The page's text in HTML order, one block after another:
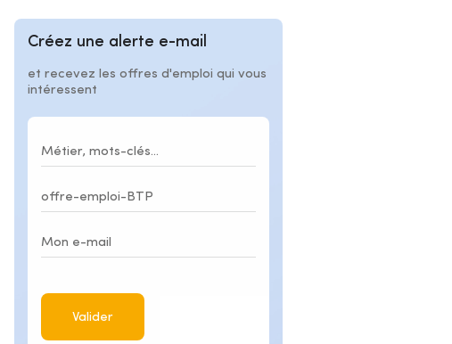
Créez une alerte e-mail
et recevez les offres d'emploi qui vous
intéressent
Valider